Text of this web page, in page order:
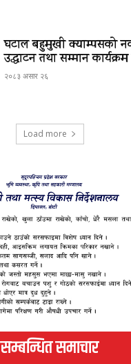
घटाल बहुमुखी क्याम्पसको
उद्घाटन तथा सम्मान
२०८३ असार २६
Load more
सम्बन्धित समाचार